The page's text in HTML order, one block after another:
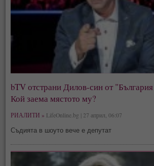
bTV отстрани Дилов-син от
Кой заема мястото му?
РИАЛИТИ » LifeOnline.bg | 27 април, 06:07
Съдията в шоуто вече е депутат